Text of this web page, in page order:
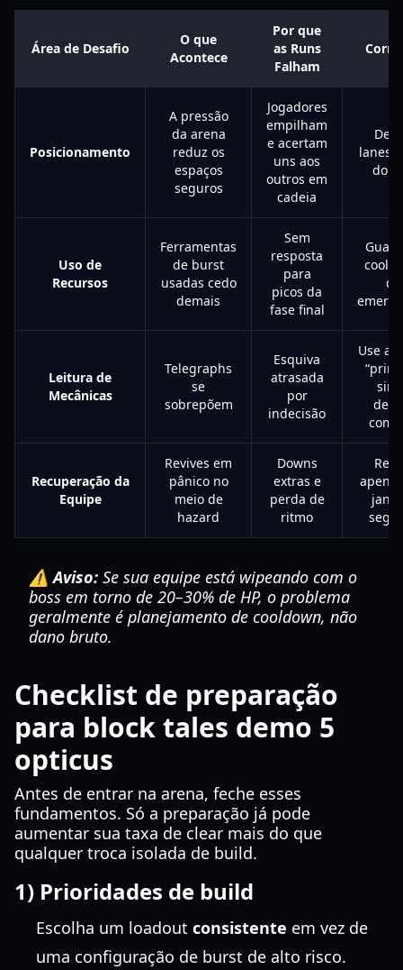
Área de Desafio
O que
Acontece
Por que
as Runs
Falham
Posicionamento
A pressão
da arena
reduz os
espaços
seguros
Jogadores
empilham
e acertam
uns aos
outros em
cadeia
lanes
do
Uso de
Recursos
Ferramentas
de burst
usadas cedo
demais
Sem
resposta
para
picos da
fase final
de
Leitura de
Mecânicas
Telegraphs
se
sobrepõem
Esquiva
atrasada
por
indecisão
Use a
Recuperação da
Equipe
Revives em
pânico no
meio de
hazard
Downs
extras e
perda de
ritmo
⚠️ Aviso: Se sua equipe está wipeando com o
boss em torno de 20–30% de HP, o problema
geralmente é planejamento de cooldown, não
dano bruto.
Checklist de preparação
para block tales demo 5
opticus
Antes de entrar na arena, feche esses
fundamentos. Só a preparação já pode
aumentar sua taxa de clear mais do que
qualquer troca isolada de build.
1) Prioridades de build
Escolha um loadout consistente em vez de
uma configuração de burst de alto risco.